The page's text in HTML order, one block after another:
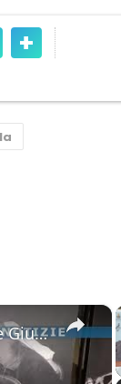
+
×
Motta Sant'Anastasia. L'omaggio al tenore mottese Giuseppe Di Stefano nel giorno della sua nascita.